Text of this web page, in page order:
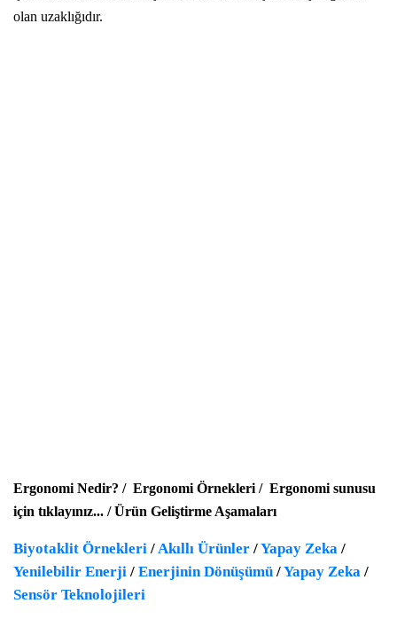
olan uzaklığıdır.
Ergonomi Nedir? / Ergonomi Örnekleri / Ergonomi sunusu
için tıklayınız... /Ürün Geliştirme Aşamaları
Biyotaklit Örnekleri / Akıllı Ürünler /Yapay Zeka /
Yenilebilir Enerji / Enerjinin Dönüşümü /Yapay Zeka /
Sensör Teknolojileri